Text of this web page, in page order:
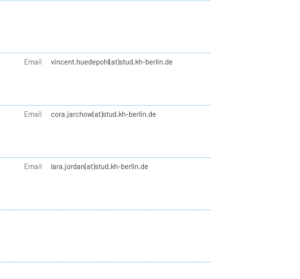
Email vincent.huedepohl(at)stud.kh-berlin.de
Email cora.jarchow(at)stud.kh-berlin.de
Email lara.jordan(at)stud.kh-berlin.de